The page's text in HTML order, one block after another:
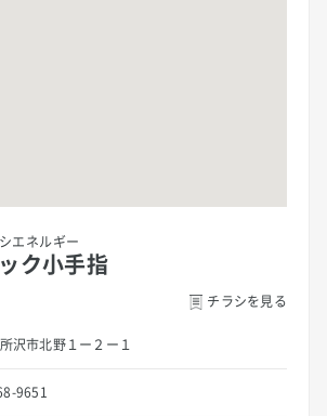
エネルギー
ク小手指
チラシを見る
沢市北野１ー２ー１
9651